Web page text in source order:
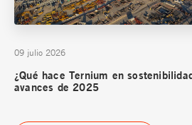
09 julio 2026
¿Qué hace Ternium en
avances de 2025